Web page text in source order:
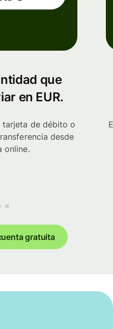
que
en EUR.
tarjeta de débito o
desde
online.
gratuita